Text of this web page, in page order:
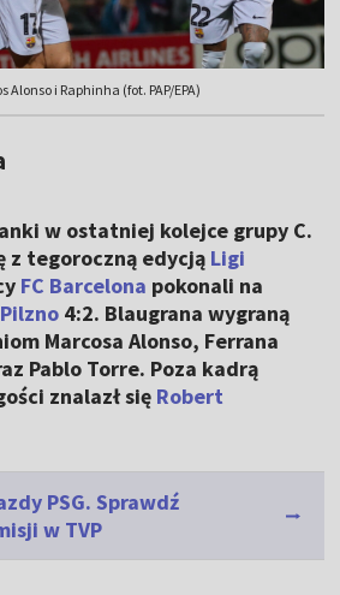
i Raphinha (fot. PAP/EPA)
w ostatniej kolejce grupy C.
z tegoroczną edycją Ligi
FC Barcelona pokonali na
4:2. Blaugrana wygraną
Marcosa Alonso, Ferrana
Pablo Torre. Poza kadrą
znalazł się Robert
PSG. Sprawdź
w TVP